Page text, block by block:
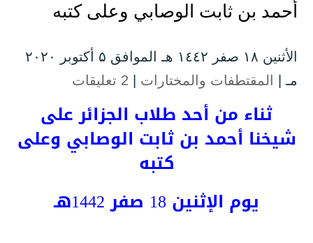
أحمد بن ثابت الوصابي وعلى كتبه
الأثنين ۱۸ صفر ۱٤٤۲ هـ الموافق ۵ أكتوبر ۲۰۲۰
مـ |
المقتطفات والمختارات 2 تعليقات
ثناء من أحد طلاب الجزائر على
شيخنا أحمد بن ثابت الوصابي وعلى
كتبه
يوم الإثنين 18 صفر 1442هـ